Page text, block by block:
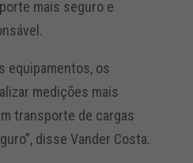
mais seguro e
equipamentos, os
medições mais
transporte de cargas
disse Vander Costa.